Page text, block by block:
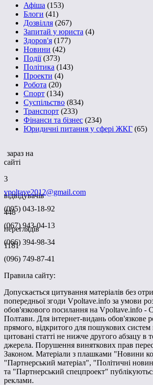
Афіша (153)
Блоги (41)
Дозвілля (267)
Запитай у юриста (4)
Здоров'я (177)
Новини (42)
Події(373)
Політика (143)
Проекти (4)
Робота (20)
Спорт (134)
Суспільство (834)
Транспорт (233)
Фінанси та бізнес (234)
Юридичні питання у сфері ЖКГ (65)
зараз на
сайті
3
відвідувачів
448
переглядів
1181
vpoltave2012@gmail.com
(095) 043-18-92
(067) 943-04-13
(066) 394-98-34
(096) 749-87-41
Правила сайту:
Допускається цитування матеріалів без
попередньої згоди Vpoltave.info за умови
обов'язкового посилання на Vpoltave.info -
Полтави. Для інтернет-видань обов'язкове
прямого, відкритого для пошукових систем
цитовані статті не нижче другого абзацу в
джерела. Порушення виняткових прав
Законом. Матеріали з плашками "Новини
"Партнерський матеріал", "Політичні
та "Партнерський спецпроект"
реклами.